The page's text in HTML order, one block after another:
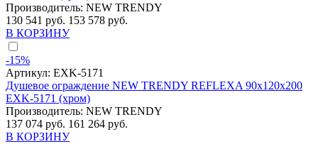
Производитель: NEW TRENDY
130 541 руб. 153 578 руб.
В КОРЗИНУ
-15%
Артикул: EXK-5171
Душевое ограждение NEW TRENDY REFLEXA 90x120x200
EXK-5171 (хром)
Производитель: NEW TRENDY
137 074 руб. 161 264 руб.
В КОРЗИНУ